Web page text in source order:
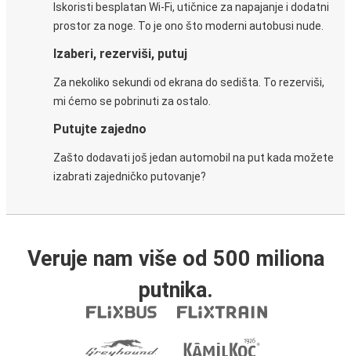
Iskoristi besplatan Wi-Fi, utičnice za napajanje i dodatni
prostor za noge. To je ono što moderni autobusi nude.
Izaberi, rezerviši, putuj
Za nekoliko sekundi od ekrana do sedišta. To rezerviši,
mi ćemo se pobrinuti za ostalo.
Putujte zajedno
Zašto dodavati još jedan automobil na put kada možete
izabrati zajedničko putovanje?
Veruje nam više od 500 miliona
putnika.